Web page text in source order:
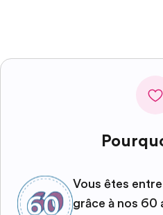
Vous êtes
grâce à nos 60